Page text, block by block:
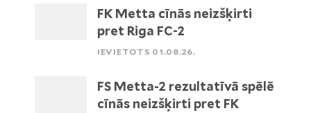
FK Metta cīnās neizšķirti
pret Riga FC-2
IEVIETOTS 01.08.26.
FS Metta-2 rezultatīvā spēlē
cīnās neizšķirti pret FK